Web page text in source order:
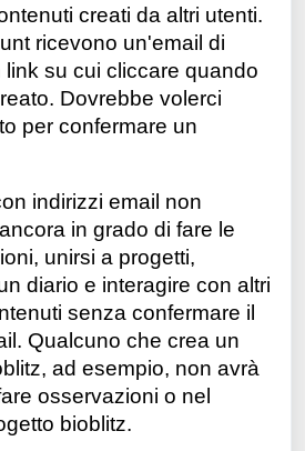
creati da altri utenti.
ricevono un'email di
su cui cliccare quando
Dovrebbe volerci
per confermare un
indirizzi email non
in grado di fare le
unirsi a progetti,
diario e interagire con altri
senza confermare il
Qualcuno che crea un
ad esempio, non avrà
osservazioni o nel
bioblitz.